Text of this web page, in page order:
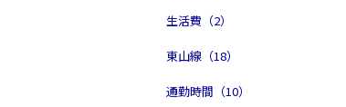
生活費（2）
東山線（18）
通勤時間（10）